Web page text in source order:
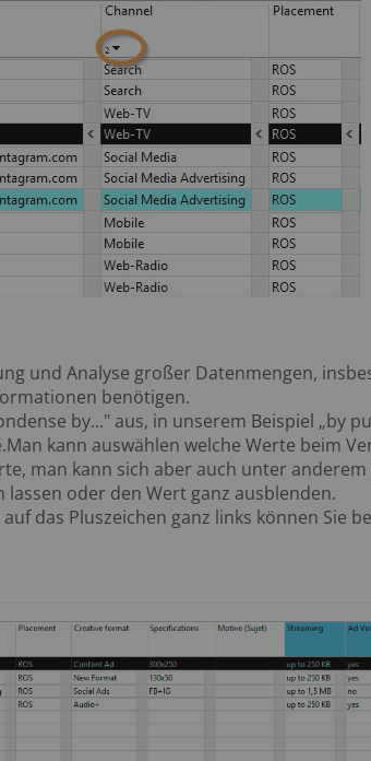
und Analyse großer Datenmengen,
benötigen.
by..." aus, in unserem Beispiel „by
kann auswählen welche Werte beim
man kann sich aber auch unter anderem
oder den Wert ganz ausblenden.
das Pluszeichen ganz links können Sie